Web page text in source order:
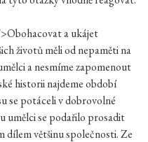
a ukájet
životů měli od nepaměti na
a nesmíme zapomenout
historii najdeme období
se potáceli v dobrovolné
umělci se podařilo prosadit
dílem většinu společnosti. Ze